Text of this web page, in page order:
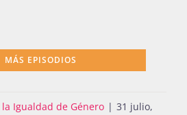
MÁS EPISODIOS
Igualdad de Género | 31 julio,